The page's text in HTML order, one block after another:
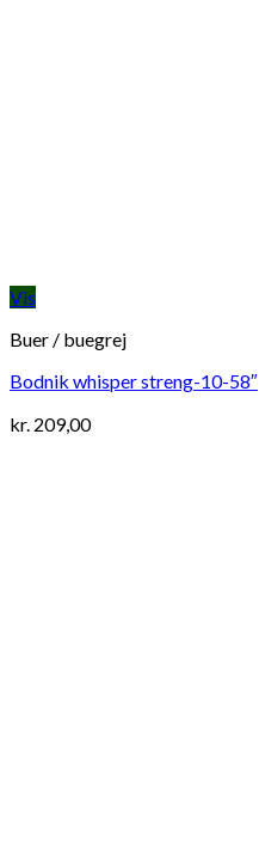
Vis
Buer / buegrej
Bodnik whisper streng-10-58″
kr. 209,00